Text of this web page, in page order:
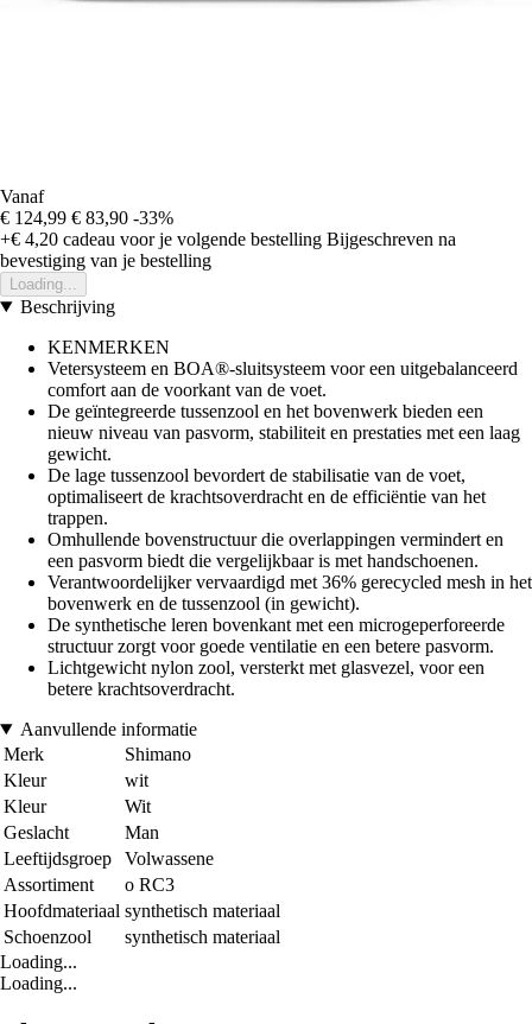
Vanaf
€ 124,99 € 83,90 -33%
+€ 4,20 cadeau voor je volgende bestelling Bijgeschreven na
bevestiging van je bestelling
Loading...
Beschrijving
KENMERKEN
Vetersysteem en BOA®-sluitsysteem voor een uitgebalanceerd
comfort aan de voorkant van de voet.
De geïntegreerde tussenzool en het bovenwerk bieden een
nieuw niveau van pasvorm, stabiliteit en prestaties met een laag
gewicht.
De lage tussenzool bevordert de stabilisatie van de voet,
optimaliseert de krachtsoverdracht en de efficiëntie van het
trappen.
Omhullende bovenstructuur die overlappingen vermindert en
een pasvorm biedt die vergelijkbaar is met handschoenen.
Verantwoordelijker vervaardigd met 36% gerecycled mesh in het
bovenwerk en de tussenzool (in gewicht).
De synthetische leren bovenkant met een microgeperforeerde
structuur zorgt voor goede ventilatie en een betere pasvorm.
Lichtgewicht nylon zool, versterkt met glasvezel, voor een
betere krachtsoverdracht.
Aanvullende informatie
Merk
Shimano
Kleur
wit
Kleur
Wit
Geslacht
Man
Leeftijdsgroep
Volwassene
Assortiment
o RC3
Hoofdmateriaal synthetisch materiaal
Schoenzool
synthetisch materiaal
Loading...
Loading...